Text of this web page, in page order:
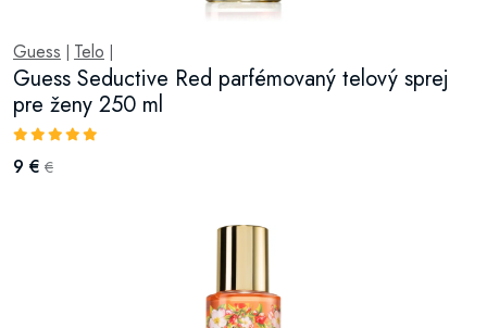
Guess Telo
Guess Seductive Red parfémovaný telový sprej
pre ženy 250 ml
9 € €